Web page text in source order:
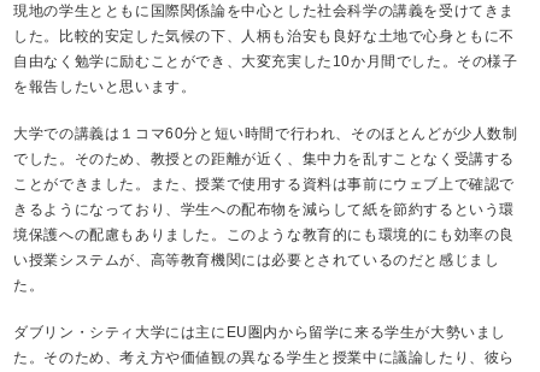
現地の学生とともに国際関係論を中心とした社会科学の講義を受けてきま
した。比較的安定した気候の下、人柄も治安も良好な土地で心身ともに不
自由なく勉学に励むことができ、大変充実した10か月間でした。その様子
を報告したいと思います。
大学での講義は１コマ60分と短い時間で行われ、そのほとんどが少人数制
でした。そのため、教授との距離が近く、集中力を乱すことなく受講する
ことができました。また、授業で使用する資料は事前にウェブ上で確認で
きるようになっており、学生への配布物を減らして紙を節約するという環
境保護への配慮もありました。このような教育的にも環境的にも効率の良
い授業システムが、高等教育機関には必要とされているのだと感じまし
た。
ダブリン・シティ大学には主にEU圏内から留学に来る学生が大勢いまし
た。そのため、考え方や価値観の異なる学生と授業中に議論したり、彼ら